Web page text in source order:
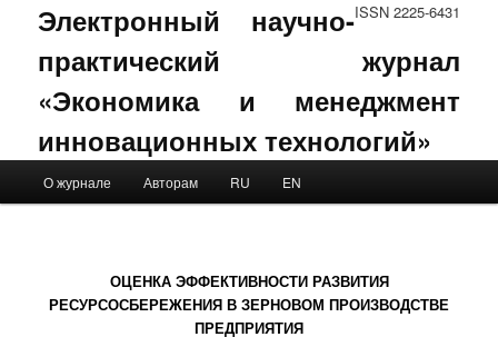
ISSN 2225-6431
Электронный научно-
практический журнал
«Экономика и менеджмент
инновационных технологий»
Skip to primary content
Skip to secondary content
О журнале Авторам RU EN
ОЦЕНКА ЭФФЕКТИВНОСТИ РАЗВИТИЯ
РЕСУРСОСБЕРЕЖЕНИЯ В ЗЕРНОВОМ ПРОИЗВОДСТВЕ
ПРЕДПРИЯТИЯ